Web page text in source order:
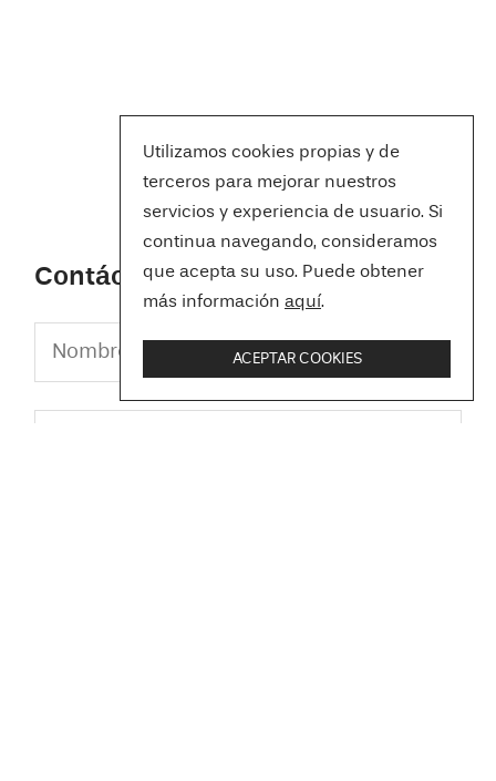
Utilizamos cookies propias y de
terceros para mejorar nuestros
servicios y experiencia de usuario. Si
continua navegando, consideramos
que acepta su uso. Puede obtener
más información aquí.
ACEPTAR COOKIES
Contáctanos